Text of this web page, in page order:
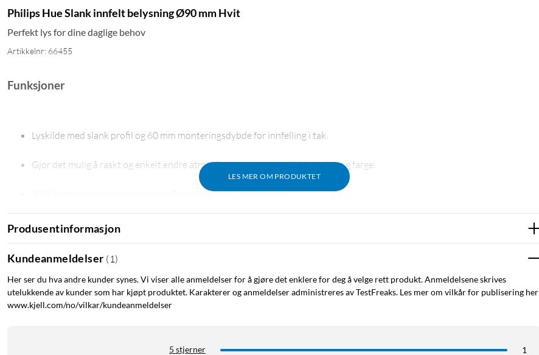
Philips Hue Slank innfelt belysning Ø90 mm Hvit
Perfekt lys for dine daglige behov
Artikkelnr: 66455
LES MER OM PRODUKTET
Funksjoner
Lyskilde med slank profil og 60 mm monteringsdybde for innfelling i tak.
Gjør det mulig å raskt og enkelt endre atmosfæren i et rom ved hjelp av lys og farge.
105° bred spredningsvinkel og lysfluks på opptil 1000 lumen.
IP-klassifisert for våtromsmiljøer (IP44), kan monteres på bad og kjøkken.
Kan kobles sammen med flere lyskilder og styres med app.
Kobles til mobil enhet via Bluetooth eller et smarthjem-nettverk med Zigbee-hub.
Fire forhåndsinnstilte lysmoduser for hvitt lys – to kalde for energi og konsentrasjon, to varme for avslapning.
Produsentinformasjon
Kundeanmeldelser ( 1 )
Her ser du hva andre kunder synes. Vi viser alle anmeldelser for å gjøre det enklere for deg å velge rett produkt. Anmeldelsene skrives
utelukkende av kunder som har kjøpt produktet. Karakterer og anmeldelser administreres av TestFreaks. Les mer om vilkår for publisering her
www.kjell.com/no/vilkar/kundeanmeldelser
5 stjerner
1